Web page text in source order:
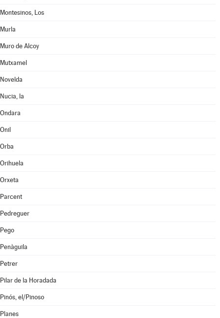
Montesinos, Los
Murla
Muro de Alcoy
Mutxamel
Novelda
Nucia, la
Ondara
Onil
Orba
Orihuela
Orxeta
Parcent
Pedreguer
Pego
Penàguila
Petrer
Pilar de la Horadada
Pinós, el/Pinoso
Planes